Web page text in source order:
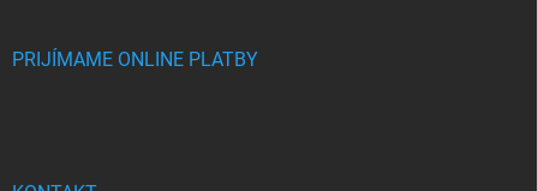
PRIJÍMAME ONLINE PLATBY